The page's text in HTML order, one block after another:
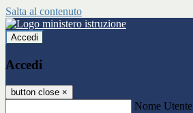
Salta al contenuto
Accedi
Accedi
button close ×
Nome Utente